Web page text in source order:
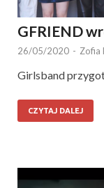
GFRIEND
26/05/2020 - Zofia
Girlsband
CZYTAJ DALEJ